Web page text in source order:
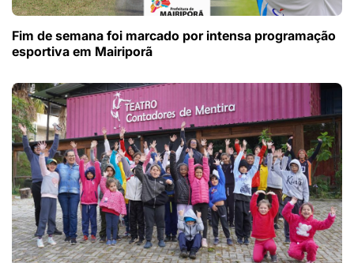
Fim de semana foi marcado por intensa programação
esportiva em Mairiporã